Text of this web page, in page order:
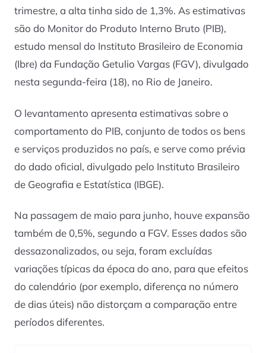
trimestre, a alta tinha sido de 1,3%. As estimativas
são do Monitor do Produto Interno Bruto (PIB),
estudo mensal do Instituto Brasileiro de Economia
(Ibre) da Fundação Getulio Vargas (FGV), divulgado
nesta segunda-feira (18), no Rio de Janeiro.
O levantamento apresenta estimativas sobre o
comportamento do PIB, conjunto de todos os bens
e serviços produzidos no país, e serve como prévia
do dado oficial, divulgado pelo Instituto Brasileiro
de Geografia e Estatística (IBGE).
Na passagem de maio para junho, houve expansão
também de 0,5%, segundo a FGV. Esses dados são
dessazonalizados, ou seja, foram excluídas
variações típicas da época do ano, para que efeitos
do calendário (por exemplo, diferença no número
de dias úteis) não distorçam a comparação entre
períodos diferentes.